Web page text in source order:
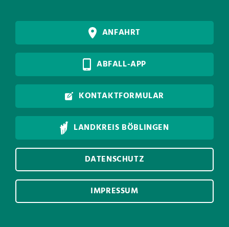
ANFAHRT
ABFALL-APP
KONTAKTFORMULAR
LANDKREIS BÖBLINGEN
DATENSCHUTZ
IMPRESSUM